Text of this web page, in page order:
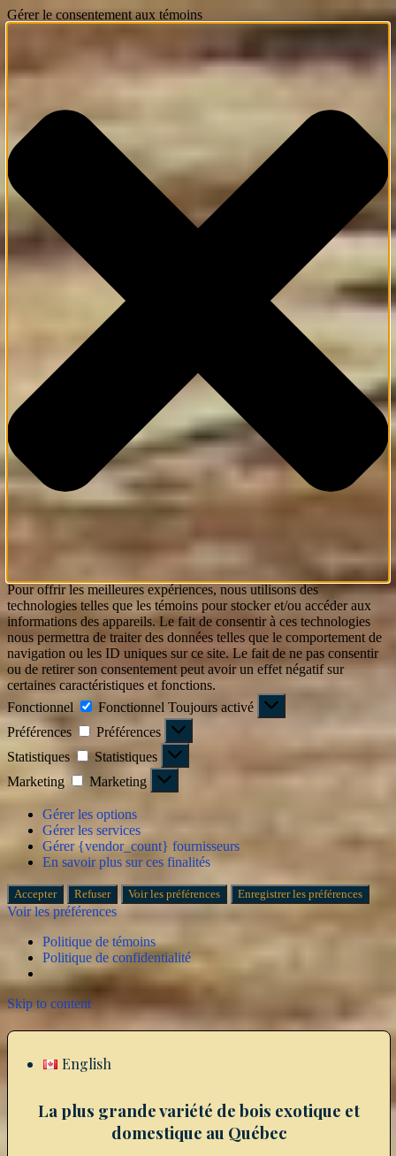
Gérer le consentement aux témoins
Pour offrir les meilleures expériences, nous utilisons des
technologies telles que les témoins pour stocker et/ou accéder aux
informations des appareils. Le fait de consentir à ces technologies
nous permettra de traiter des données telles que le comportement de
navigation ou les ID uniques sur ce site. Le fait de ne pas consentir
ou de retirer son consentement peut avoir un effet négatif sur
certaines caractéristiques et fonctions.
Fonctionnel
Fonctionnel Toujours activé
Préférences
Préférences
Statistiques
Statistiques
Marketing
Marketing
Gérer les options
Gérer les services
Gérer {vendor_count} fournisseurs
En savoir plus sur ces finalités
Accepter Refuser Voir les préférences Enregistrer les préférences
Voir les préférences
Politique de témoins
Politique de confidentialité
Skip to content
English
La plus grande variété de bois exotique et
domestique au Québec